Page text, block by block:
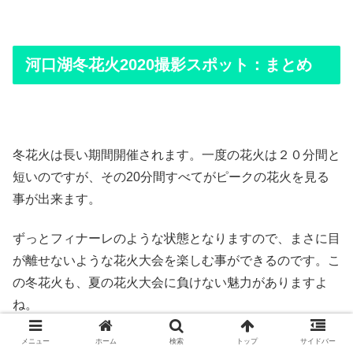
河口湖冬花火2020撮影スポット：まとめ
冬花火は長い期間開催されます。一度の花火は２０分間と
短いのですが、その20分間すべてがピークの花火を見る
事が出来ます。
ずっとフィナーレのような状態となりますので、まさに目
が離せないような花火大会を楽しむ事ができるのです。こ
の冬花火も、夏の花火大会に負けない魅力がありますよ
ね。
冬の花火は空気が澄んでいるのでとてもキレイですよね。
メニュー ホーム 検索 トップ サイドバー